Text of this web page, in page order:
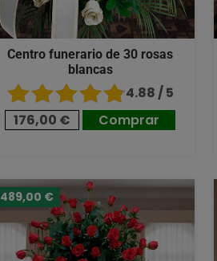
Centro funerario de 30 rosas
blancas
4.88 / 5
176,00 €
Comprar
489,00 €